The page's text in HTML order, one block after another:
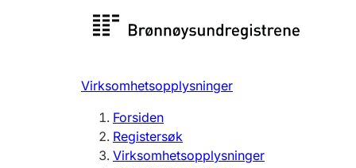
Registersøk
Registrere, endre, slette
Virksomhetsopplysninger
Forsiden
Registersøk
Virksomhetsopplysninger